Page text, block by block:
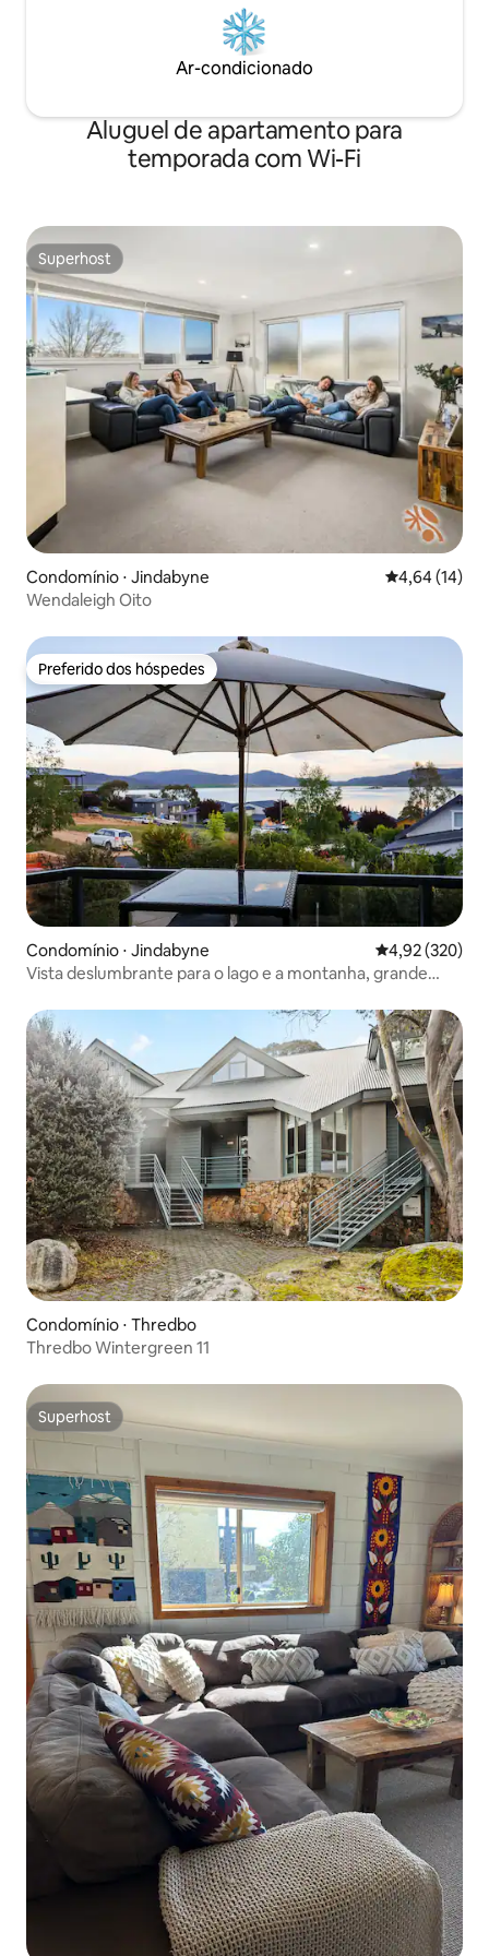
Ar-condicionado
Aluguel de apartamento para
temporada com Wi-Fi
Superhost
Superhost
Condomínio ⋅ Jindabyne 4,64 de uma
4,64 (14)
Wendaleigh Oito
Preferido dos hóspedes
Preferido dos hóspedes
Condomínio ⋅ Jindabyne 4,92 de uma
4,92 (320)
Vista deslumbrante para o lago e a montanha, grande
Condomínio ⋅ Thredbo
Thredbo Wintergreen 11
Superhost
Superhost